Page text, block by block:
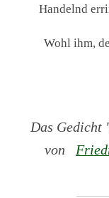
Handelnd
Wohl ihm,
Das Gedicht
von